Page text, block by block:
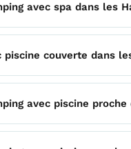
avec spa dans les
couverte dans
avec piscine